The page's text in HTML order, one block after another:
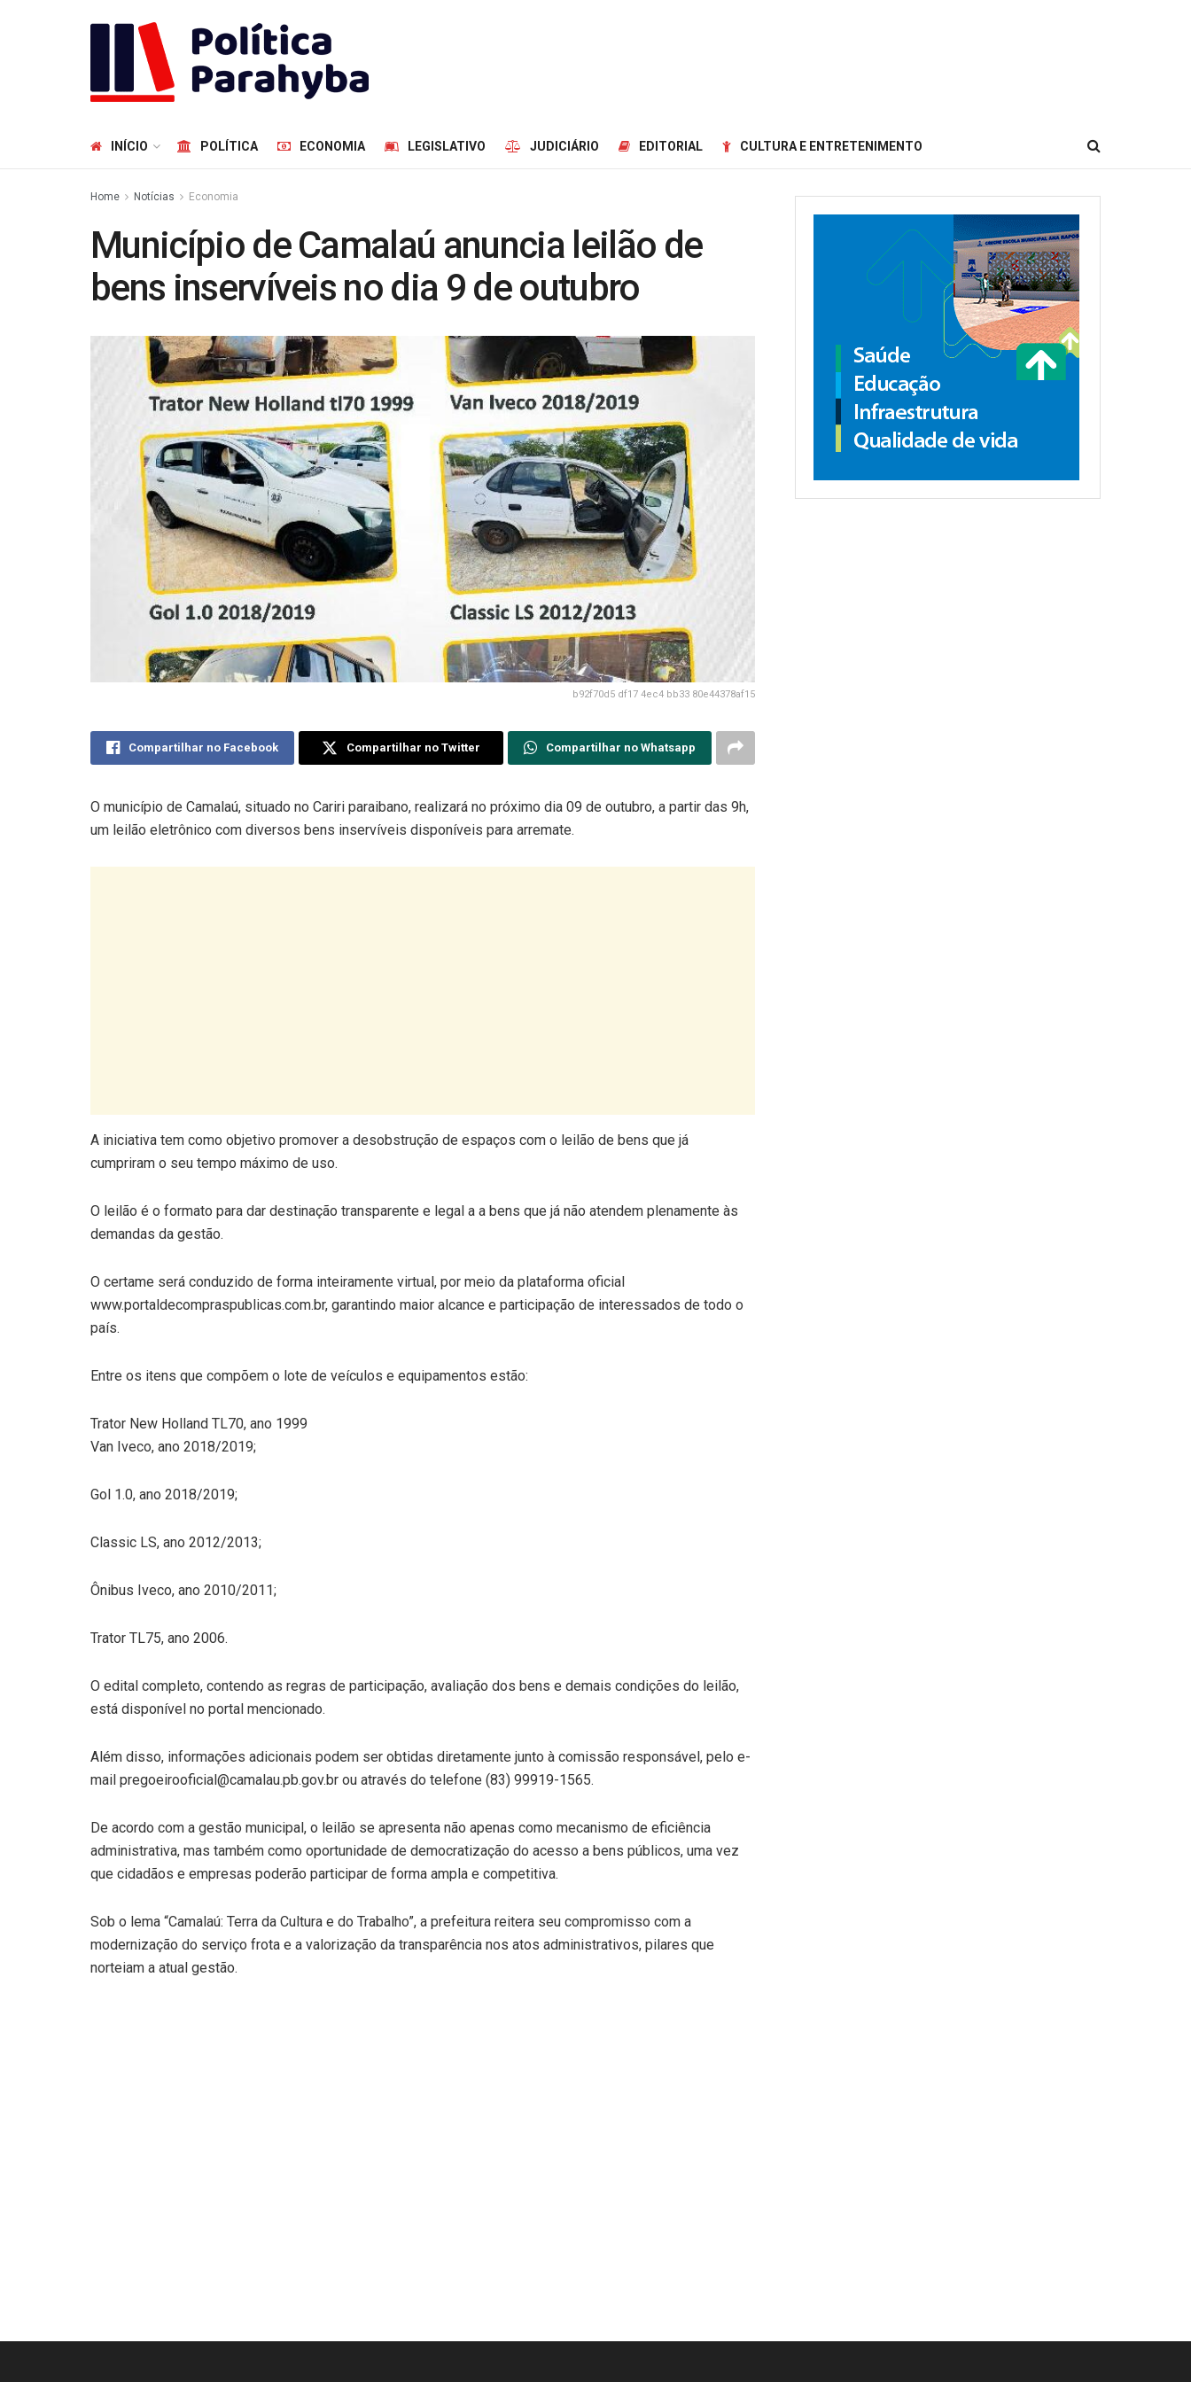
INÍCIO POLÍTICA ECONOMIA LEGISLATIVO JUDICIÁRIO EDITORIAL CULTURA E ENTRETENIMENTO
Home Notícias Economia
Município de Camalaú anuncia leilão de
bens inservíveis no dia 9 de outubro
b92f70d5 df17 4ec4 bb33 80e44378af15
Compartilhar no Facebook Compartilhar no Twitter Compartilhar no Whatsapp
O município de Camalaú, situado no Cariri paraibano, realizará no próximo dia 09 de outubro, a partir das 9h,
um leilão eletrônico com diversos bens inservíveis disponíveis para arremate.
A iniciativa tem como objetivo promover a desobstrução de espaços com o leilão de bens que já
cumpriram o seu tempo máximo de uso.
O leilão é o formato para dar destinação transparente e legal a a bens que já não atendem plenamente às
demandas da gestão.
O certame será conduzido de forma inteiramente virtual, por meio da plataforma oficial
www.portaldecompraspublicas.com.br, garantindo maior alcance e participação de interessados de todo o
país.
Entre os itens que compõem o lote de veículos e equipamentos estão:
Trator New Holland TL70, ano 1999
Van Iveco, ano 2018/2019;
Gol 1.0, ano 2018/2019;
Classic LS, ano 2012/2013;
Ônibus Iveco, ano 2010/2011;
Trator TL75, ano 2006.
O edital completo, contendo as regras de participação, avaliação dos bens e demais condições do leilão,
está disponível no portal mencionado.
Além disso, informações adicionais podem ser obtidas diretamente junto à comissão responsável, pelo e-
mail pregoeirooficial@camalau.pb.gov.br ou através do telefone (83) 99919-1565.
De acordo com a gestão municipal, o leilão se apresenta não apenas como mecanismo de eficiência
administrativa, mas também como oportunidade de democratização do acesso a bens públicos, uma vez
que cidadãos e empresas poderão participar de forma ampla e competitiva.
Sob o lema “Camalaú: Terra da Cultura e do Trabalho”, a prefeitura reitera seu compromisso com a
modernização do serviço frota e a valorização da transparência nos atos administrativos, pilares que
norteiam a atual gestão.